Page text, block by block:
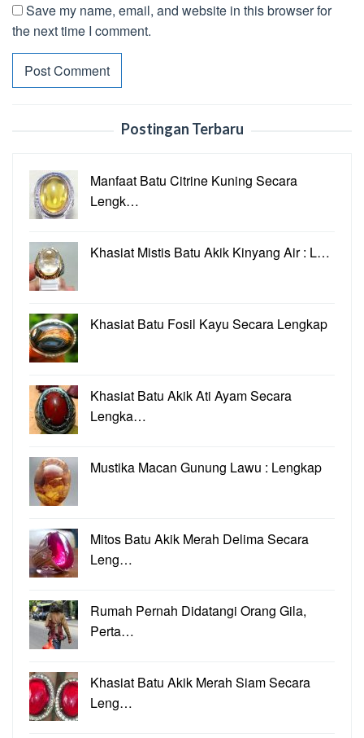
Save my name, email, and website in this browser for
the next time I comment.
Postingan Terbaru
Manfaat Batu Citrine Kuning Secara
Lengk…
Khasiat Mistis Batu Akik Kinyang Air : L…
Khasiat Batu Fosil Kayu Secara Lengkap
Khasiat Batu Akik Ati Ayam Secara
Lengka…
Mustika Macan Gunung Lawu : Lengkap
Mitos Batu Akik Merah Delima Secara
Leng…
Rumah Pernah Didatangi Orang Gila,
Perta…
Khasiat Batu Akik Merah Siam Secara
Leng…